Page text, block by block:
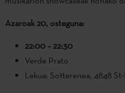
Azaroak 20, osteguna:
22:00 – 22:30
Verde Prato
Lekua: Sotterenea, 4848